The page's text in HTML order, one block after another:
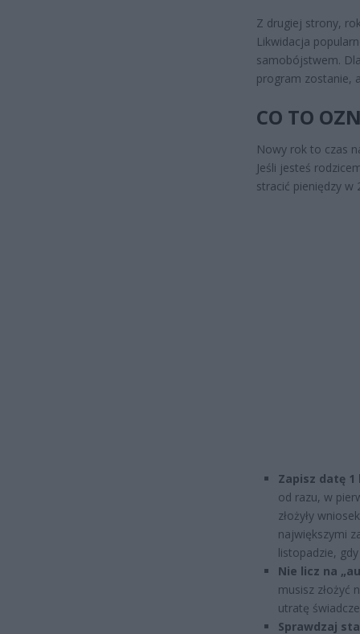
Z drugiej strony,
Likwidacja
samobójstwem.
program zostanie,
CO TO
Nowy rok to czas
Jeśli jesteś
stracić pieniędzy w
Zapisz datę
od razu, w
złożyły
największymi
listopadzie,
Nie licz na
musisz złożyć
utratę
Sprawdzaj